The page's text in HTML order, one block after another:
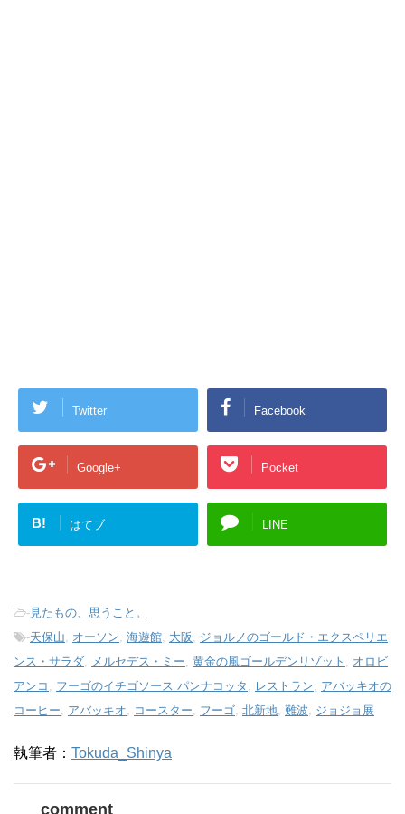
Twitter Facebook
Google+ Pocket
B! はてブ LINE
-見たもの、思うこと。
-天保山, オーソン, 海遊館, 大阪 , ジョルノのゴールド・エクスペリエ
ンス・サラダ, メルセデス・ミー, 黄金の風ゴールデンリゾット , オロビ
アンコ , フーゴのイチゴソース パンナコッタ , レストラン, アバッキオの
コーヒー, アバッキオ, コースター, フーゴ, 北新地, 難波, ジョジョ展
執筆者： Tokuda_Shinya
comment